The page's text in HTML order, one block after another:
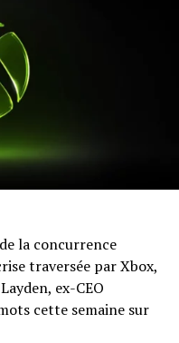
la concurrence
traversée par Xbox,
ex-CEO
cette semaine sur